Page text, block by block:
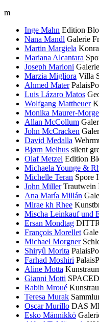
m
Inge Mahn Edition
Nana Mandl Galerie
Martin Margiela
Mariana Alcantara
Joseph Marioni
Marzia Migliora Villa
Ahmed Mater
Luis Lázaro Matos
Wolfgang Mattheuer
Monika Maurer-
Allan McCollum
John McCracken
David Medalla
Bjørn Melhus silent
Olaf Metzel Edition
Michaela Younge &
Michelle Teran Spore
John Miller Trautwein
Ana María Millán
Mirae kh Rhee
Mischa Leinkauf und
Ersan Mondtag
François Morellet
Michael Morgner
Shiryû Morita
Farhad Moshiri
Aline Motta
Gianni Motti
Rabih Mroué
Teresa Murak
Oscar Murillo DAS
Esko Männikkö